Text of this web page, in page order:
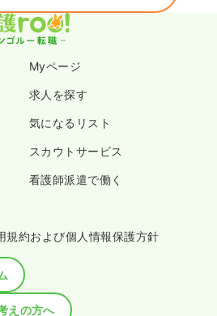
Myページ
求人を探す
気になるリスト
スカウトサービス
看護師派遣で働く
規約および個人情報保護方針
えの方へ